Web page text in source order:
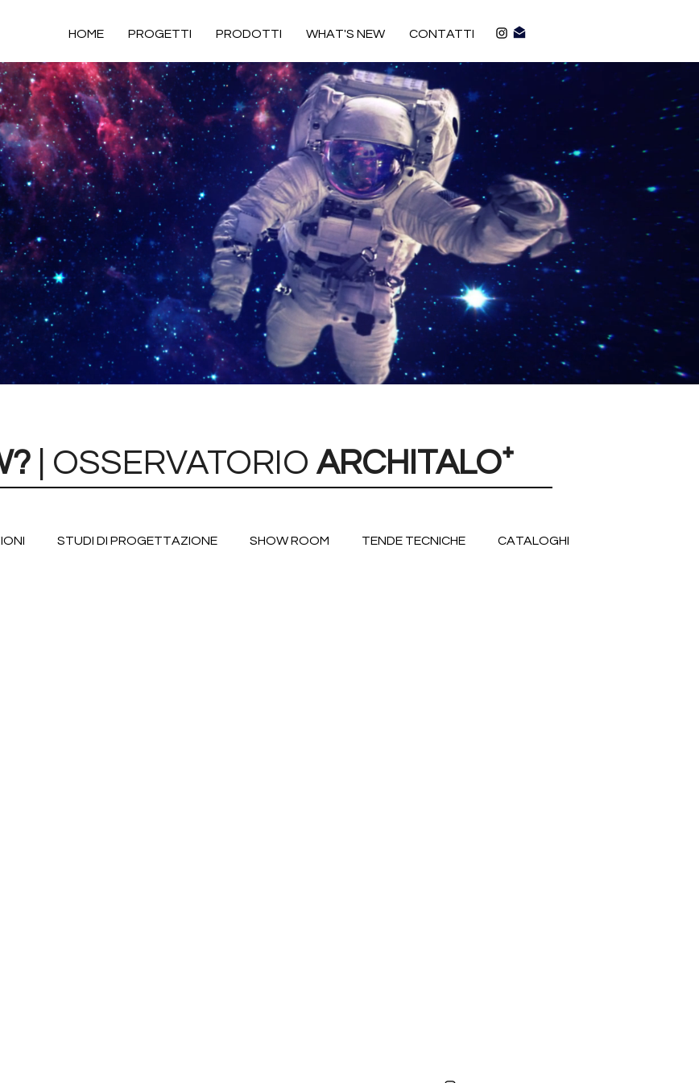
HOME PROGETTI PRODOTTI WHAT'S NEW CONTATTI
| OSSERVATORIOARCHITALO⁺
STUDI DI PROGETTAZIONE SHOW ROOM TENDE TECNICHE CATALOGHI